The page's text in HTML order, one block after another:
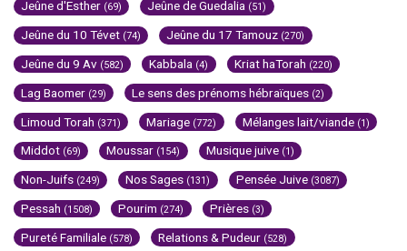
Jeûne d'Esther (69) Jeûne de Guedalia (51)
Jeûne du 10 Tévet (74) Jeûne du 17 Tamouz (270)
Jeûne du 9 Av (582) Kabbala (4) Kriat haTorah (220)
Lag Baomer (29) Le sens des prénoms hébraïques (2)
Limoud Torah (371) Mariage (772) Mélanges lait/viande (1)
Middot (69) Moussar (154) Musique juive (1)
Non-Juifs (249) Nos Sages (131) Pensée Juive (3087)
Pessah (1508) Pourim (274) Prières (3)
Pureté Familiale (578) Relations & Pudeur (528)